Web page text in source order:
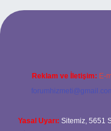
Reklam ve İletişim: E-
Yasal Uyarı: Sitemiz, 5651